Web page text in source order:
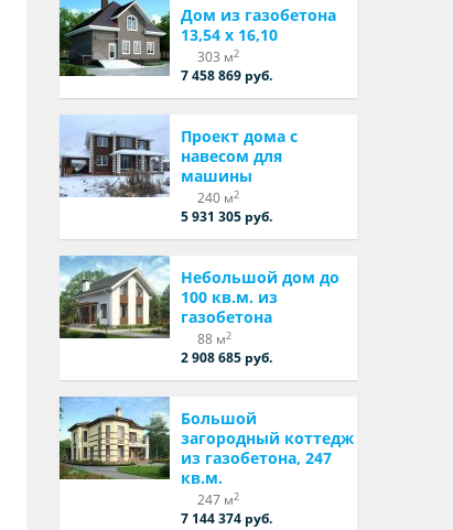
Дом из газобетона
13,54 х 16,10
303 м2
7 458 869 руб.
Проект дома с
навесом для
машины
240 м2
5 931 305 руб.
Небольшой дом до
100 кв.м. из
газобетона
88 м2
2 908 685 руб.
Большой
загородный коттедж
из газобетона, 247
кв.м.
247 м2
7 144 374 руб.